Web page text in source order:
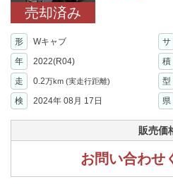
売却済み
形 Wキャブ サ
年
2022(R04) 積
走 0.2万km (実走行距離) 型
検
2024年 08月 17日 県
販売価
お問い合わせ